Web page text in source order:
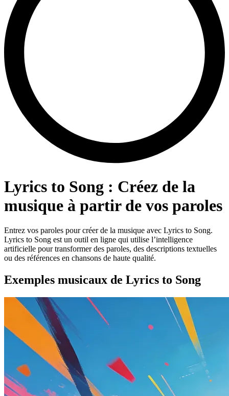
Lyrics to Song : Créez de la
musique à partir de vos paroles
Entrez vos paroles pour créer de la musique avec Lyrics to Song.
Lyrics to Song est un outil en ligne qui utilise l’intelligence
artificielle pour transformer des paroles, des descriptions textuelles
ou des références en chansons de haute qualité.
Exemples musicaux de Lyrics to Song